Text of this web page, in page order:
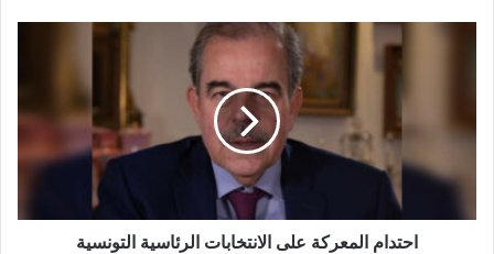
احتدام المعركة على الانتخابات الرئاسية التونسية